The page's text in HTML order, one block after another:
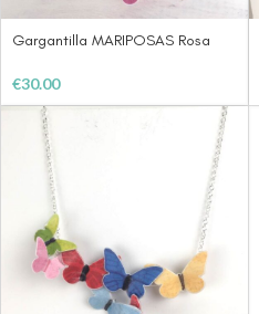
Gargantilla MARIPOSAS Rosa
€30.00